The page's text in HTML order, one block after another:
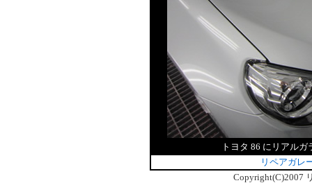
トヨタ 86 にリアル
リペアガレ
Copyright(C)2007